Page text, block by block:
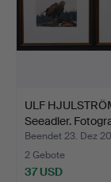
ULF
Seeadler.
Beendet 23. Dez
2 Gebote
37 USD